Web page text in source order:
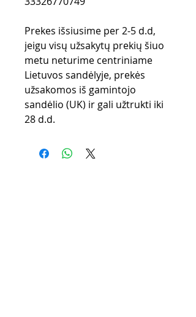
Prekes išsiusime per 2-5 d.d,
jeigu visų užsakytų prekių šiuo
metu neturime centriniame
Lietuvos sandėlyje, prekės
užsakomos iš gamintojo
sandėlio (UK) ir gali užtrukti iki
28 d.d.